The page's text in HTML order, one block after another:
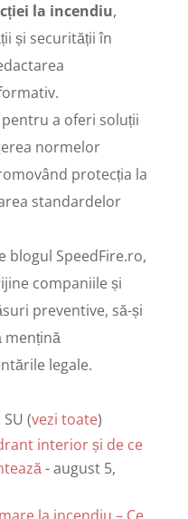
la incendiu,
și securității în
a oferi soluții
normelor
protecția la
standardelor
blogul SpeedFire.ro,
companiile și
preventive, să-și
mențină
legale.
(vezi toate)
interior și de ce
- august 5,